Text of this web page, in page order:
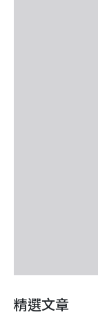
精選文章